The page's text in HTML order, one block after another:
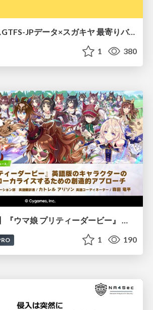
名古屋の市バスGTFS-JPデータ×スガキヤ 最寄りバス停検索をAmazon ElastiCache Serverless for Valkeyで最適化する
1 380
【CEDEC2026】『ウマ娘 プリティーダービー』 英語版のキャラクターの方言や口調をローカライズするための創造的アプローチ
1 190